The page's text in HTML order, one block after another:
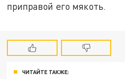
приправой его мякоть.
ЧИТАЙТЕ ТАКЖЕ: